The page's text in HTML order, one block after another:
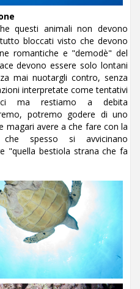
questi animali non devono
bloccati visto che devono
romantiche e "demodè" del
devono essere solo lontani
mai nuotargli contro, senza
interpretate come tentativi
ma restiamo a debita
potremo godere di uno
avere a che fare con la
spesso si avvicinano
"quella bestiola strana che fa